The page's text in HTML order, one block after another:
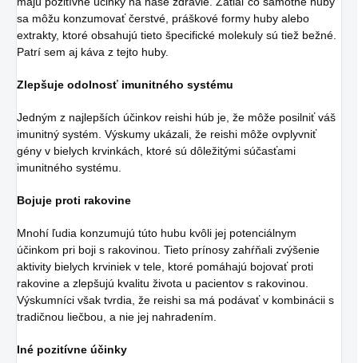
sa môžu konzumovať čerstvé, práškové formy huby alebo
extrakty, ktoré obsahujú tieto špecifické molekuly sú tiež bežné.
Patrí sem aj káva z tejto huby.
Zlepšuje odolnosť imunitného systému
Jedným z najlepších účinkov reishi húb je, že môže posilniť váš
imunitný systém. Výskumy ukázali, že reishi môže ovplyvniť
gény v bielych krvinkách, ktoré sú dôležitými súčasťami
imunitného systému.
Bojuje proti rakovine
Mnohí ľudia konzumujú túto hubu kvôli jej potenciálnym
účinkom pri boji s rakovinou. Tieto prínosy zahŕňali zvýšenie
aktivity bielych krviniek v tele, ktoré pomáhajú bojovať proti
rakovine a zlepšujú kvalitu života u pacientov s rakovinou.
Výskumníci však tvrdia, že reishi sa má podávať v kombinácii s
tradičnou liečbou, a nie jej nahradením.
Iné pozitívne účinky